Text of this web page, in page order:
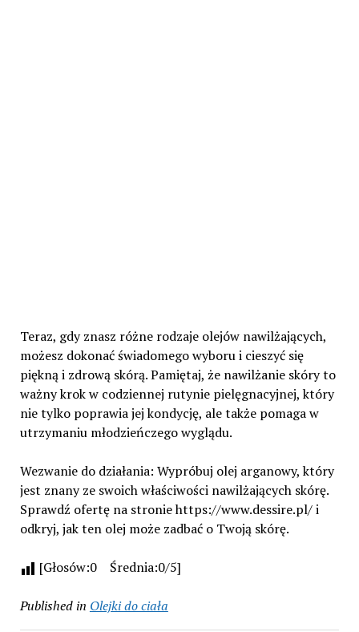
Teraz, gdy znasz różne rodzaje olejów nawilżających,
możesz dokonać świadomego wyboru i cieszyć się
piękną i zdrową skórą. Pamiętaj, że nawilżanie skóry to
ważny krok w codziennej rutynie pielęgnacyjnej, który
nie tylko poprawia jej kondycję, ale także pomaga w
utrzymaniu młodzieńczego wyglądu.
Wezwanie do działania: Wypróbuj olej arganowy, który
jest znany ze swoich właściwości nawilżających skórę.
Sprawdź ofertę na stronie https://www.dessire.pl/ i
odkryj, jak ten olej może zadbać o Twoją skórę.
[Głosów:0 Średnia:0/5]
Published in Olejki do ciała